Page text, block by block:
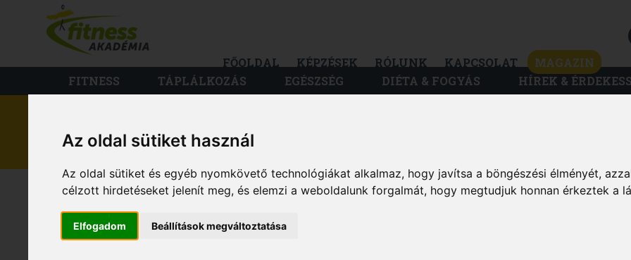
Az oldal sütiket használ
Az oldal sütiket és egyéb nyomkövető technológiákat alkalmaz, hogy javítsa a böngészési élményét,
célzott hirdetéseket jelenít meg, és elemzi a weboldalunk forgalmát, hogy megtudjuk honnan érkeztek a
Elfogadom Beállítások megváltoztatása
FŐOLDAL
KÉPZÉSEK RÓLUNK KAPCSOLAT
MAGAZIN
FITNESS
TÁPLÁLKOZÁS EGÉSZSÉG DIÉTA & FOGYÁS HÍREK &
TÁPLÁLKOZÁS
JÓ ZSÍROK, ROSSZ ZSÍROK: ÍME, AZ
IRÁNYMUTATÓ KISOKOS!